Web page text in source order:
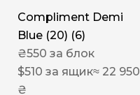
Compliment Demi
Blue (20) (6)
₴550 за блок
$510 за ящик≈ 22 950
₴